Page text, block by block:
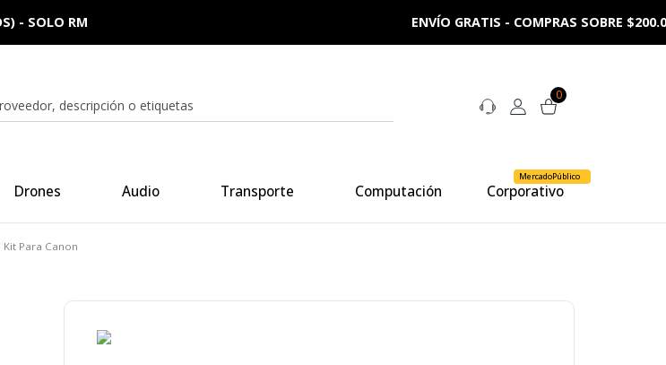
0
Drones Audio Transporte Computación Corporativo
MercadoPúblico
SILLAS, MONITORES, GABINETES, INSTRUMENTOS Y C-STANDS) - SOLO RM
Para Canon